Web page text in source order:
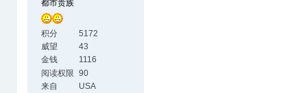
都市贵族
积分
5172
威望
43
金钱
1116
阅读权限 90
来自
USA